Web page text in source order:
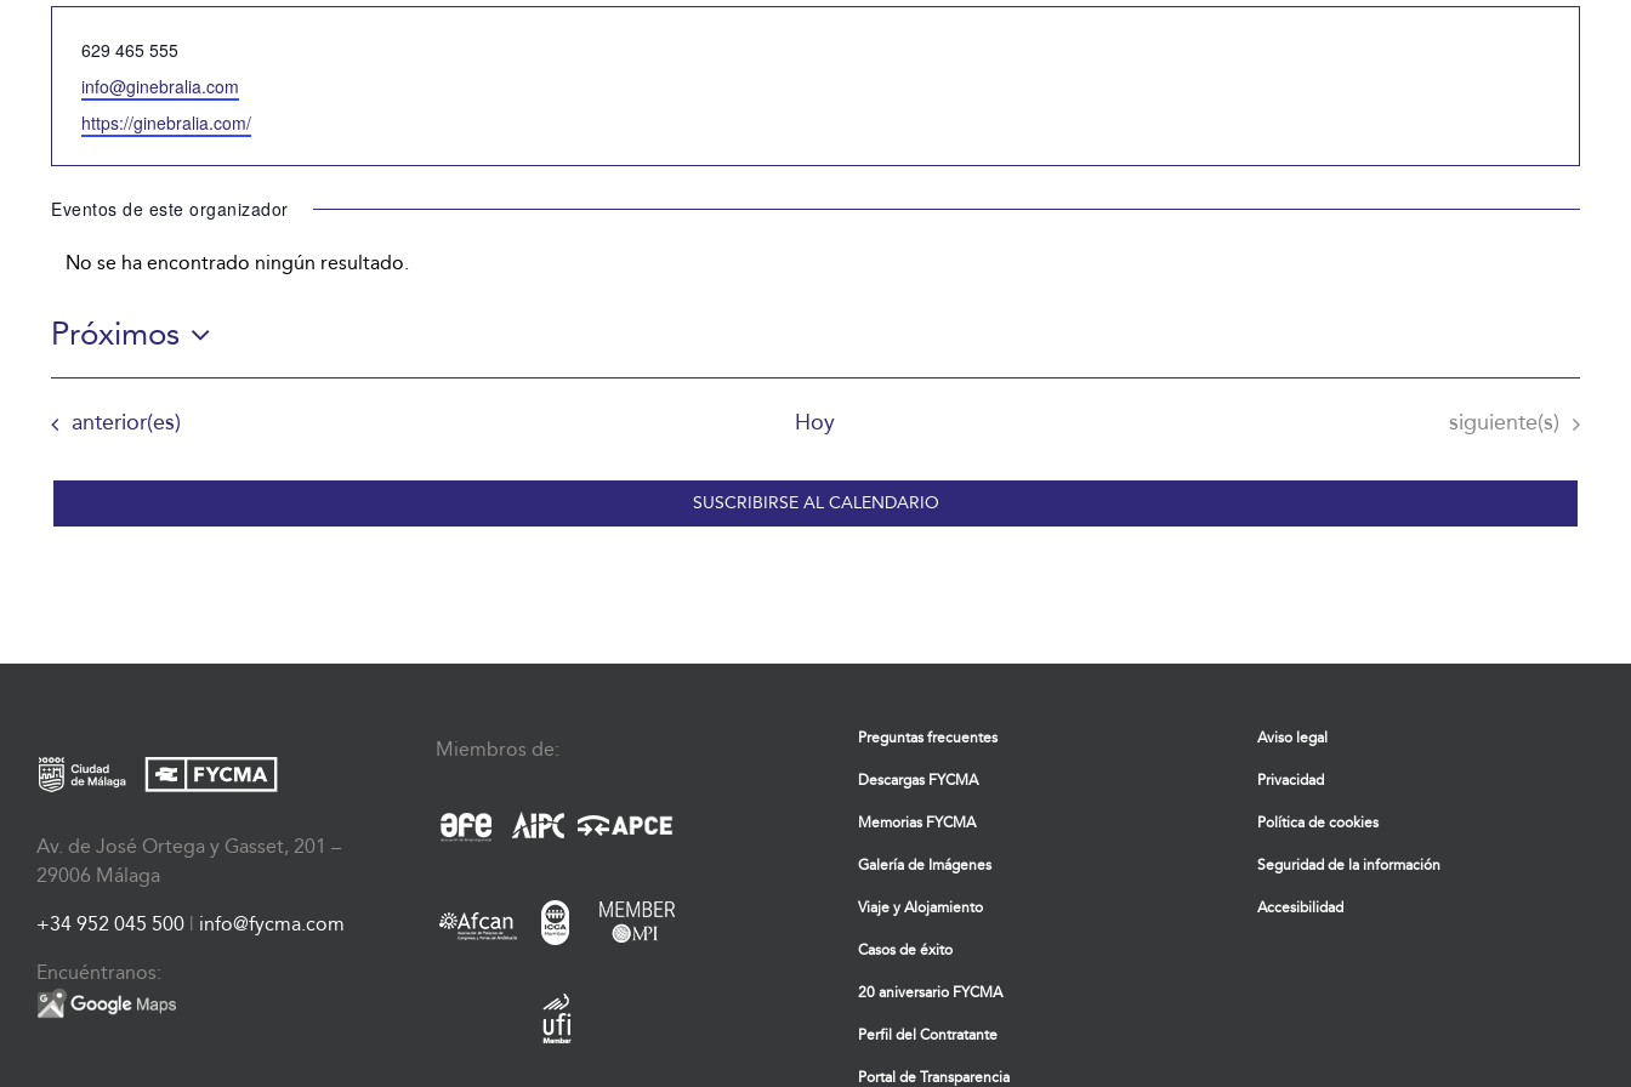
Teléfono
629 465 555
Email
info@ginebralia.com
Website
https://ginebralia.com/
Eventos de este organizador
Aviso
No se ha encontrado ningún resultado.
Próximos
Selecciona
fecha.
Eventos
anterior(es) Hoy Eventos
siguiente(s)
SUSCRIBIRSE AL CALENDARIO
Av. de José Ortega y Gasset, 201 –
29006 Málaga
+34 952 045 500 | info@fycma.com
Encuéntranos:
Miembros de: Preguntas frecuentes
Descargas FYCMA
Memorias FYCMA
Galería de Imágenes
Viaje y Alojamiento
Casos de éxito
20 aniversario FYCMA
Perfil del Contratante
Portal de Transparencia
Aviso legal
Privacidad
Política de cookies
Seguridad de la información
Accesibilidad